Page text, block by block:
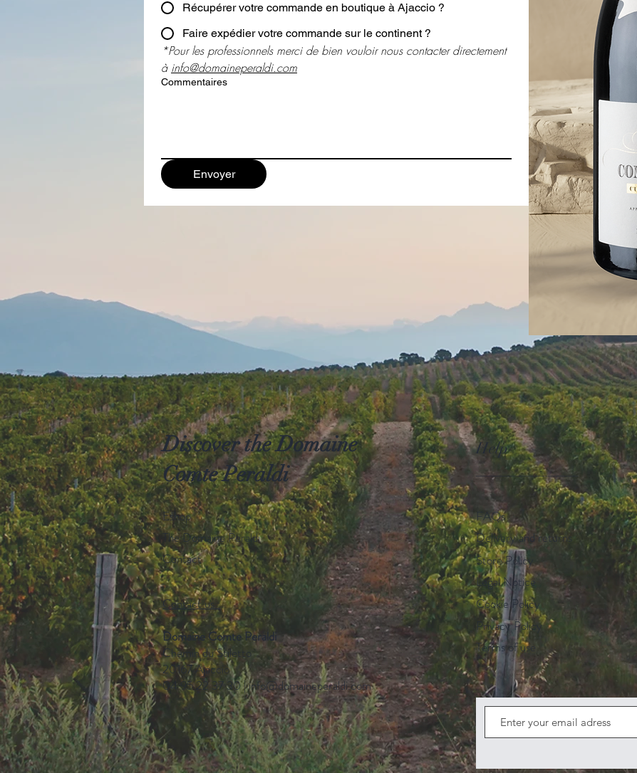
Récupérer votre commande en boutique à Ajaccio ?
Faire expédier votre commande sur le continent ?
*Pour les professionnels merci de bien vouloir nous contacter directement
à info@domaineperaldi.com
Commentaires
Envoyer
Discover the Domaine
Comte Peraldi
Eshop
The Domaine Peraldi
Contact
Help
_____________
FAQs
Delivery and returns
Store Policy
Legal Notice
Contact us :
Domaine Comte Peraldi
Chemin du Stiletto
20167 Ajaccio
04 95 22 37 30 |info@domaineperaldi.com
Cookie Policy
Privacy Policy
Terms of use